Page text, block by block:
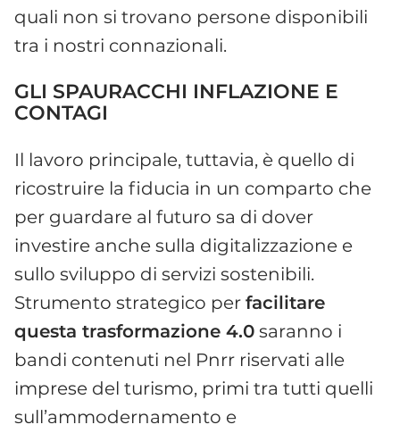
quali non si trovano persone disponibili
tra i nostri connazionali.
GLI SPAURACCHI INFLAZIONE E
CONTAGI
Il lavoro principale, tuttavia, è quello di
ricostruire la fiducia in un comparto che
per guardare al futuro sa di dover
investire anche sulla digitalizzazione e
sullo sviluppo di servizi sostenibili.
Strumento strategico per facilitare
questa trasformazione 4.0 saranno i
bandi contenuti nel Pnrr riservati alle
imprese del turismo, primi tra tutti quelli
sull’ammodernamento e